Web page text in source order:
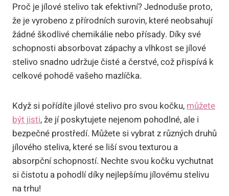
Proč je jílové​ stelivo tak efektivní? Jednoduše proto,
že je vyrobeno z ⁣přírodních surovin, ⁢které neobsahují ​
žádné škodlivé ‌chemikálie⁤ nebo přísady. Díky své
schopnosti absorbovat zápachy a vlhkost se⁣ jílové
stelivo⁢ snadno udržuje⁢ čisté a čerstvé, ‍což přispívá k
celkové pohodě vašeho ⁢mazlíčka.
Když si pořídíte jílové stelivo pro ⁢svou kočku, ‍můžete
být⁤ jisti,‍ že ⁣jí​ poskytujete ‍nejenom ‍pohodlné, ale⁣ i
bezpečné prostředí. Můžete si vybrat z různých druhů
​jílového steliva, které se liší​ svou texturou​ a‌
absorpční schopností. Nechte ​svou ⁣kočku vychutnat
⁢si čistotu⁢ a pohodlí díky nejlepšímu jílovému stelivu
na​ trhu!